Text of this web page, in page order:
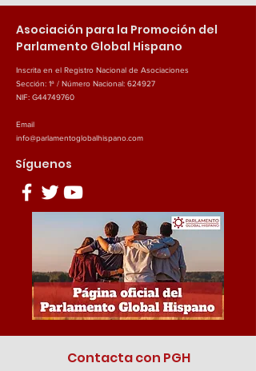
Asociación para la Promoción del
Parlamento Global Hispano
Inscrita en el Registro Nacional de Asociaciones
Sección: 1ª / Número Nacional: 624927
NIF: G44749760
Email
info@parlamentoglobalhispano.com
Síguenos
Contacta con PGH